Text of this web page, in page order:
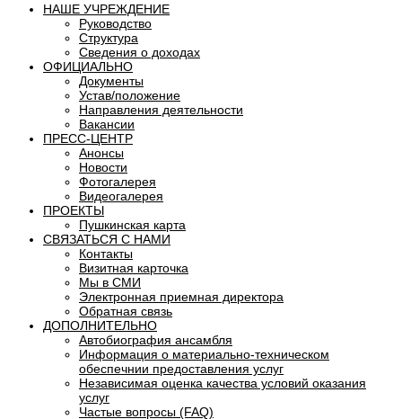
НАШЕ УЧРЕЖДЕНИЕ
Руководство
Структура
Сведения о доходах
ОФИЦИАЛЬНО
Документы
Устав/положение
Направления деятельности
Вакансии
ПРЕСС-ЦЕНТР
Анонсы
Новости
Фотогалерея
Видеогалерея
ПРОЕКТЫ
Пушкинская карта
СВЯЗАТЬСЯ С НАМИ
Контакты
Визитная карточка
Мы в СМИ
Электронная приемная директора
Обратная связь
ДОПОЛНИТЕЛЬНО
Автобиография ансамбля
Информация о материально-техническом
обеспечнии предоставления услуг
Независимая оценка качества условий оказания
услуг
Частые вопросы (FAQ)